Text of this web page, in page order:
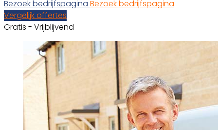
Bezoek bedrijfspagina Bezoek bedrijfspagina
Vergelijk offertes
Gratis - Vrijblijvend